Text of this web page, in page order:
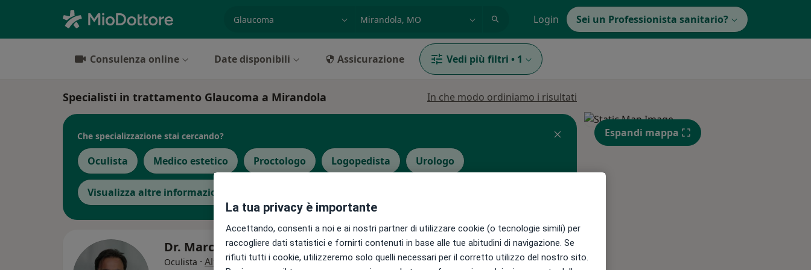
Login Sei un Professionista sanitario?
Consulenza online Date disponibili Assicurazione Vedi più filtri • 1
Specialisti in trattamento Glaucoma a Mirandola In che modo ordiniamo i risultati
Che specializzazione stai cercando?
Oculista Medico estetico Proctologo Logopedista Urologo
Visualizza altre informazioni
Dr. Marcello Tellini
Oculista · Altro
Oggi
6 Ago
Domani
7 Ago
Sab,
8 Ago
Dom,
9 Ago
Lun,
10 Ago
Espandi mappa
La tua privacy è importante
Accettando, consenti a noi e ai nostri partner di utilizzare cookie (o tecnologie simili) per
raccogliere dati statistici e fornirti contenuti in base alle tue abitudini di navigazione. Se
rifiuti tutti i cookie, utilizzeremo solo quelli necessari per il corretto utilizzo del nostro sito.